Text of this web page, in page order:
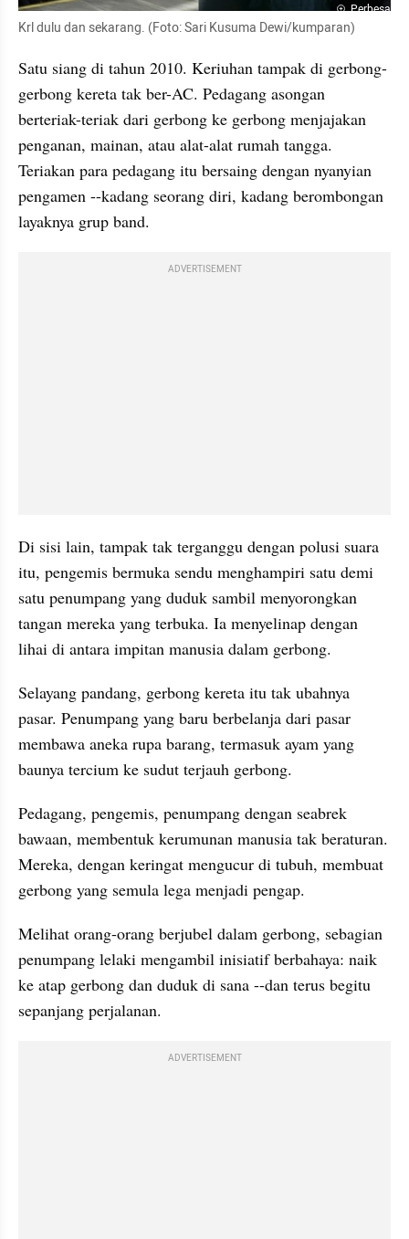
Perbesar
Krl dulu dan sekarang. (Foto: Sari Kusuma Dewi/kumparan)
Satu siang di tahun 2010. Keriuhan tampak di gerbong-
gerbong kereta tak ber-AC. Pedagang asongan
berteriak-teriak dari gerbong ke gerbong menjajakan
penganan, mainan, atau alat-alat rumah tangga.
Teriakan para pedagang itu bersaing dengan nyanyian
pengamen --kadang seorang diri, kadang berombongan
layaknya grup band.
ADVERTISEMENT
Di sisi lain, tampak tak terganggu dengan polusi suara
itu, pengemis bermuka sendu menghampiri satu demi
satu penumpang yang duduk sambil menyorongkan
tangan mereka yang terbuka. Ia menyelinap dengan
lihai di antara impitan manusia dalam gerbong.
Selayang pandang, gerbong kereta itu tak ubahnya
pasar. Penumpang yang baru berbelanja dari pasar
membawa aneka rupa barang, termasuk ayam yang
baunya tercium ke sudut terjauh gerbong.
Pedagang, pengemis, penumpang dengan seabrek
bawaan, membentuk kerumunan manusia tak beraturan.
Mereka, dengan keringat mengucur di tubuh, membuat
gerbong yang semula lega menjadi pengap.
Melihat orang-orang berjubel dalam gerbong, sebagian
penumpang lelaki mengambil inisiatif berbahaya: naik
ke atap gerbong dan duduk di sana --dan terus begitu
sepanjang perjalanan.
ADVERTISEMENT